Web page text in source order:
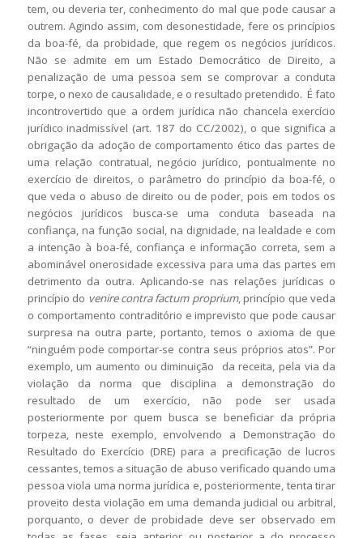
tem, ou deveria ter, conhecimento do mal que pode causar a
outrem. Agindo assim, com desonestidade, fere os princípios
da boa-fé, da probidade, que regem os negócios jurídicos.
Não se admite em um Estado Democrático de Direito, a
penalização de uma pessoa sem se comprovar a conduta
torpe, o nexo de causalidade, e o resultado pretendido. É fato
incontrovertido que a ordem jurídica não chancela exercício
jurídico inadmissível (art. 187 do CC/2002), o que significa a
obrigação da adoção de comportamento ético das partes de
uma relação contratual, negócio jurídico, pontualmente no
exercício de direitos, o parâmetro do princípio da boa-fé, o
que veda o abuso de direito ou de poder, pois em todos os
negócios jurídicos busca-se uma conduta baseada na
confiança, na função social, na dignidade, na lealdade e com
a intenção à boa-fé, confiança e informação correta, sem a
abominável onerosidade excessiva para uma das partes em
detrimento da outra. Aplicando-se nas relações jurídicas o
princípio do venire contra factum proprium, princípio que veda
o comportamento contraditório e imprevisto que pode causar
surpresa na outra parte, portanto, temos o axioma de que
“ninguém pode comportar-se contra seus próprios atos”. Por
exemplo, um aumento ou diminuição da receita, pela via da
violação da norma que disciplina a demonstração do
resultado de um exercício, não pode ser usada
posteriormente por quem busca se beneficiar da própria
torpeza, neste exemplo, envolvendo a Demonstração do
Resultado do Exercício (DRE) para a precificação de lucros
cessantes, temos a situação de abuso verificado quando uma
pessoa viola uma norma jurídica e, posteriormente, tenta tirar
proveito desta violação em uma demanda judicial ou arbitral,
porquanto, o dever de probidade deve ser observado em